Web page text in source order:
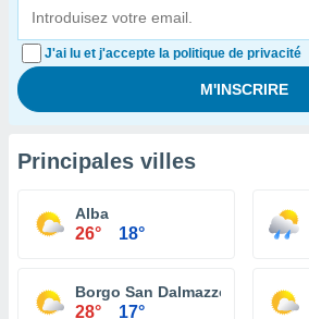
J'ai lu et j'accepte la politique de privacité
Principales villes
Alba
26° 18°
Borgo San Dalmazzo
28° 17°